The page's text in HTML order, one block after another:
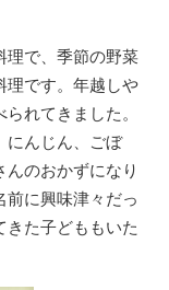
で、季節の野菜
理です。年越しや
れてきました。
にんじん、ごぼ
んのおかずになり
前に興味津々だっ
きた子どももいた